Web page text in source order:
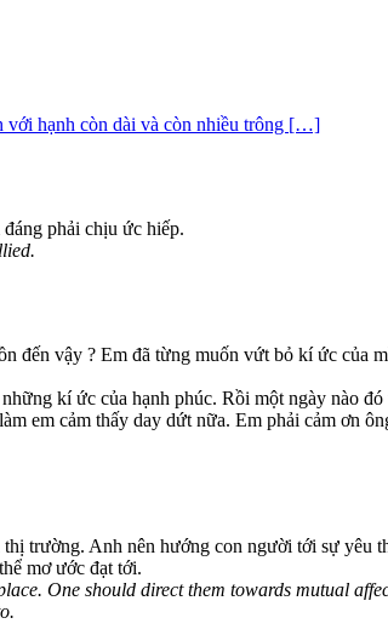
với hạnh còn dài và còn nhiều trông […]
phải chịu ức hiếp.
vậy ? Em đã từng muốn vứt bỏ kí ức của
kí ức của hạnh phúc. Rồi một ngày nào đó
em cảm thấy day dứt nữa. Em phải cảm ơn
trường. Anh nên hướng con người tới sự yêu
mơ ước đạt tới.
One should direct them towards mutual